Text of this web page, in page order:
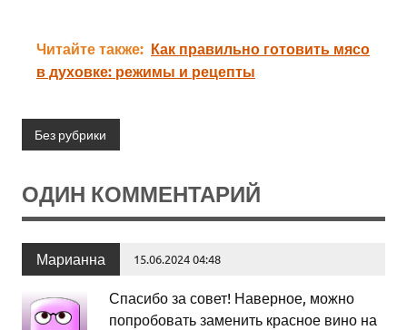
Читайте также: Как правильно готовить мясо
в духовке: режимы и рецепты
Без рубрики
ОДИН КОММЕНТАРИЙ
Марианна 15.06.2024 04:48
Спасибо за совет! Наверное, можно
попробовать заменить красное вино на